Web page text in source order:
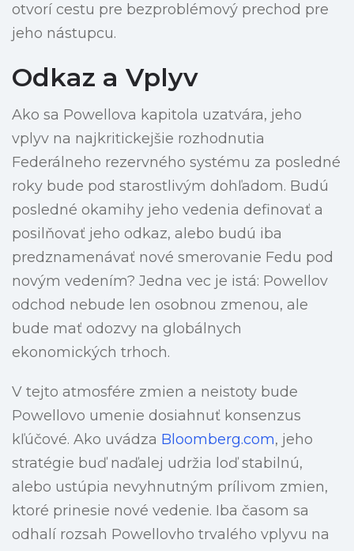
otvorí cestu pre bezproblémový prechod pre
jeho nástupcu.
Odkaz a Vplyv
Ako sa Powellova kapitola uzatvára, jeho
vplyv na najkritickejšie rozhodnutia
Federálneho rezervného systému za posledné
roky bude pod starostlivým dohľadom. Budú
posledné okamihy jeho vedenia definovať a
posilňovať jeho odkaz, alebo budú iba
predznamenávať nové smerovanie Fedu pod
novým vedením? Jedna vec je istá: Powellov
odchod nebude len osobnou zmenou, ale
bude mať odozvy na globálnych
ekonomických trhoch.
V tejto atmosfére zmien a neistoty bude
Powellovo umenie dosiahnuť konsenzus
kľúčové. Ako uvádza Bloomberg.com, jeho
stratégie buď naďalej udržia loď stabilnú,
alebo ustúpia nevyhnutným prílivom zmien,
ktoré prinesie nové vedenie. Iba časom sa
odhalí rozsah Powellovho trvalého vplyvu na